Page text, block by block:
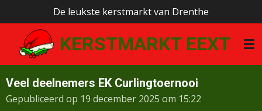
direct
naar
hoofdinhoud
KERSTMARKT EEXT
De leukste kerstmarkt van Drenthe
Veel deelnemers EK Curlingtoernooi
Gepubliceerd op 19 december 2025 om 15:22